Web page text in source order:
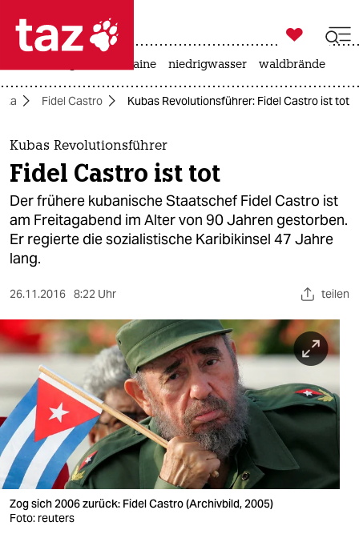
 taz zahl ich
taz zahl ich
themen
politik
öko
gesellschaft
kultur
sport
berlin
nord
wahrheit
verlag
verlag

taz zahl ich
krieg in der ukraine niedrigwasser waldbrände
Fidel Castro Kubas Revolutionsführer: Fidel Castro ist tot
Kubas Revolutionsführer
Fidel Castro ist tot
Der frühere kubanische Staatschef Fidel Castro ist
am Freitagabend im Alter von 90 Jahren gestorben.
Er regierte die sozialistische Karibikinsel 47 Jahre
lang.
26.11.2016 8:22 Uhr teilen
Zog sich 2006 zurück: Fidel Castro (Archivbild, 2005)
Foto: reuters